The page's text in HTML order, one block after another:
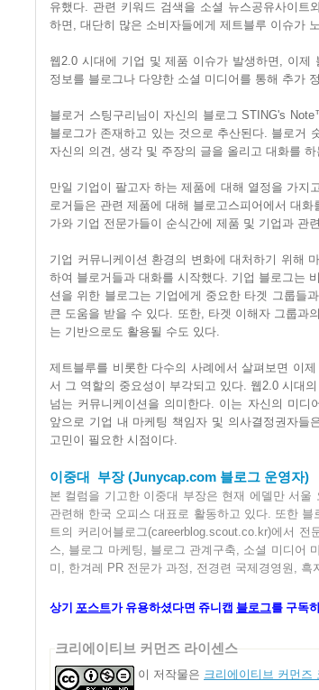
유했다. 관련 키워드 검색을 소셜 뉴스공유사이트
하면 , 대단히 많은 소비자들에게 제트블루 이슈가
웹2.0 시대에 기업 및 제품 이슈가 발생하면 , 이제
정보를 블로그나 다양한 소셜 미디어를 통해 추가
블로거 스팅구리님이 자신의 블로그 STING's
블로그가 존재하고 있는 것으로 추산된다. 블로거
자신의 의견 , 생각 및 주장의 글을 올리고 대화를 하
만일 기업이 팔고자 하는 제품에 대해 열정을 가지
로거들은 관련 제품에 대해 블로고스피어에서 대화
가와 기업 전문가들이 순식간에 제품 및 기업과 관
기업 커뮤니케이션 환경의 변화에 대처하기 위해
하여 블로거들과 대화를 시작했다. 기업 블로그는
션을 위한 블로그는 기업에게 중요한 타겟 그룹들과
큰 도움을 받을 수 있다. 또한, 타겟 이해자 그룹과의
는 기반으로도 활용될 수도 있다.
제트블루를 비롯한 다수의 사례에서 살펴보면 이제
서 그 역할의 중요성이 부각되고 있다. 웹2.0 시대의
넘는 커뮤니케이션을 의미한다. 이는 자신의 미디
앞으로 기업 내 마케팅 책임자 및 의사결정권자들
고민이
필요한 시점이다.
이중대 부장(Junycap.com 블로그 운영자)
본 컬럼을 기고한 이중대 부장은 현재 에델만 서울
관련해 한국 오피스 대표로 활동하고 있다. 또한 블
트의
커리어블로그(careerblog.scout.co.kr)에서 전
스, 블로그 마케팅 , 블로그 관계구축, 소셜 미디어
미 , 한겨레 PR 전문가 과정 , 전경련 국제경영원 , 흑
상기 포스트가 유용하셨다면 쥬니캡 블로그를 구독
크리에이티브 커먼즈 라이센스
이 저작물은 크리에이티브 커먼즈